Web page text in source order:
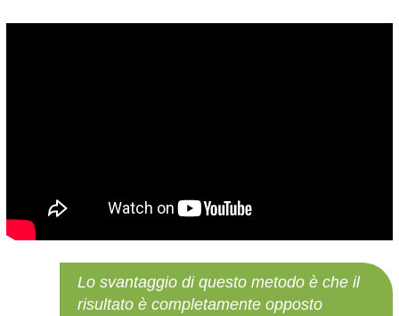
Lo svantaggio di questo metodo è che il
risultato è completamente opposto